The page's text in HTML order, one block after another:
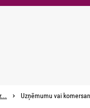
Uzņēmumu vai